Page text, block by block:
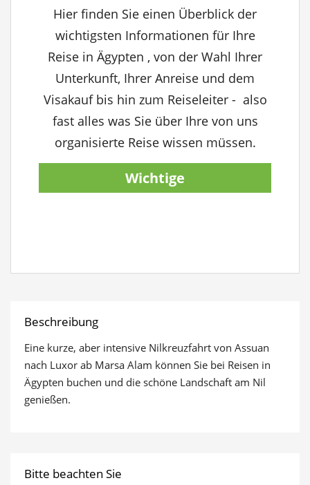
Hier finden Sie einen Überblick der
wichtigsten Informationen für Ihre
Reise in Ägypten , von der Wahl Ihrer
Unterkunft, Ihrer Anreise und dem
Visakauf bis hin zum Reiseleiter - also
fast alles was Sie über Ihre von uns
organisierte Reise wissen müssen.
Wichtige
Beschreibung
Eine kurze, aber intensive Nilkreuzfahrt von Assuan
nach Luxor ab Marsa Alam können Sie bei Reisen in
Ägypten buchen und die schöne Landschaft am Nil
genießen.
Bitte beachten Sie